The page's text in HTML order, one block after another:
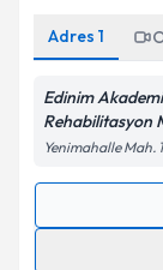
Metni
Adres 1
Edinim
Rehabilitasyon
Yenimahalle Mah.